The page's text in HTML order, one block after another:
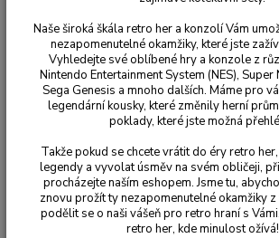
Tom Clancy’s Rainbow
Ohodnotit produkt
Naše široká škála retro her a konzolí Vám
nezapomenutelné okamžiky, které jste
Vyhledejte své oblíbené hry a konzole z
Nintendo Entertainment System (NES), Super
Sega Genesis a mnoho dalších. Máme pro
legendární kousky, které změnily herní
poklady, které jste možná
Takže pokud se chcete vrátit do éry retro
legendy a vyvolat úsměv na svém obličeji,
procházejte naším eshopem. Jsme tu,
znovu prožít ty nezapomenutelné okamžiky
podělit se o naši vášeň pro retro hraní s
retro her, kde minulost ožívá!